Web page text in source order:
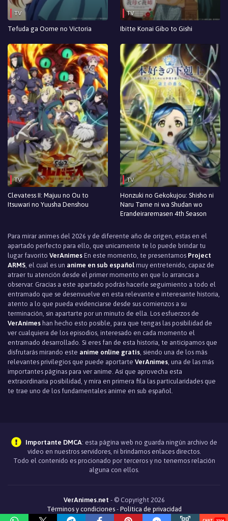
Episodio 4
Episodio 3
Episodio 2
Episodio 1
TV
Tefuda ga Oome no Victoria
TV
Ibitte Konai Gibo to Gishi
TV
Clevatess II: Majuu no Ou to
Itsuwari no Yuusha Denshou
TV
Honzuki no Gekokujou: Shisho ni
Naru Tame ni wa Shudan wo
Erandeiraremasen 4th Season
Para mirar animes del 2026 y de diferente año de origen, estas en el
apartado perfecto para ello, que unicamente te lo puede brindar tu
lugar favorito VerAnimes En este momento, te presentamos Project
ARMS , el cual es un anime en sub español muy entretenido, capaz de
atraer tu atención desde el primer momento en que lo arrancas a
observar. Gracias a este apartado podrás hacerle seguimiento a todo el
entramado que se desenvuelve en esta relevante e interesante historia,
atento a lo que pueda evidenciarse desde sus comienzos a su
terminación, sin apartarte por un minuto de ella. Los esfuerzos de
VerAnimes han hecho esto posible, para que tengas las posibilidad de
ver cualquiera de los episodios, interesado en cada momento el
entramado desarrollado. Si eres fan de esta historia, te anticipamos que
disfrutarás mirando este anime online gratis , siendo una de los más
relevantes privilegios que puede aportarte VerAnimes , una de las más
importantes páginas para ver anime. Así que aprovecha esta
extraordinaria posibilidad, y mira en primera fila las particularidades que
te trae uno de los fundamentales anime en sub español.
Importante DMCA: esta página web no guarda ningún archivo de
video en nuestros servidores, ni brindamos enlaces directos.
Todo el contenido es procionado por terceros y no tenemos relación
alguna con ellos.
VerAnimes.net - © Copyright 2026
Términos y condiciones- Política de privacidad